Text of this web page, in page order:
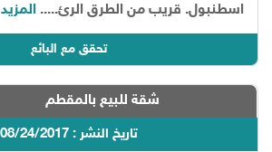
اسطنبول. قريب من الطرق الرئ..... المزيد
تحقق مع البائع
شقة للبيع بالمقطم
تاريخ النشر : 08/24/2017